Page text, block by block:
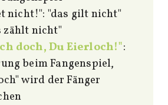
nicht!": "das gilt nicht"
zählt nicht"
doch, Du Eierloch!":
beim Fangenspiel,
wird der Fänger